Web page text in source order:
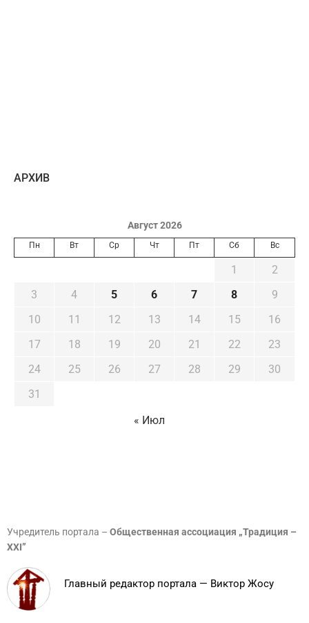
AРХИВ
Август 2026
Пн Вт Ср Чт Пт Сб Вс
1
2
3
4 5 6 7 8
9
10
11 12 13 14 15
16
17
18 19 20 21 22
23
24
25 26 27 28 29
30
31
« Июл
Учредитель портала – Общественная ассоциация „Традиция –
XXI”
Главный редактор портала — Виктор Жосу